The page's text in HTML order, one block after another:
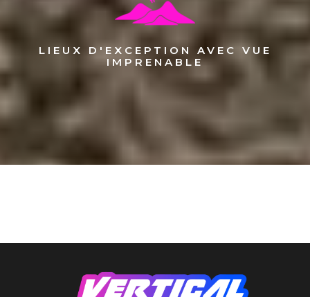
LIEUX D'EXCEPTION AVEC VUE
IMPRENABLE